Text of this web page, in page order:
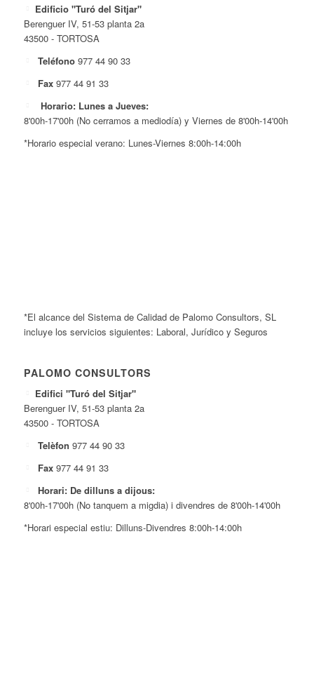
Edificio "Turó del Sitjar"
Berenguer IV, 51-53 planta 2a
43500 - TORTOSA
Teléfono 977 44 90 33
Fax 977 44 91 33
Horario: Lunes a Jueves:
8'00h-17'00h (No cerramos a mediodía) y Viernes de 8'00h-14'00h
*Horario especial verano: Lunes-Viernes 8:00h-14:00h
*El alcance del Sistema de Calidad de Palomo Consultors, SL
incluye los servicios siguientes: Laboral, Jurídico y Seguros
PALOMO CONSULTORS
Edifici "Turó del Sitjar"
Berenguer IV, 51-53 planta 2a
43500 - TORTOSA
Telèfon 977 44 90 33
Fax 977 44 91 33
Horari: De dilluns a dijous:
8'00h-17'00h (No tanquem a migdia) i divendres de 8'00h-14'00h
*Horari especial estiu: Dilluns-Divendres 8:00h-14:00h